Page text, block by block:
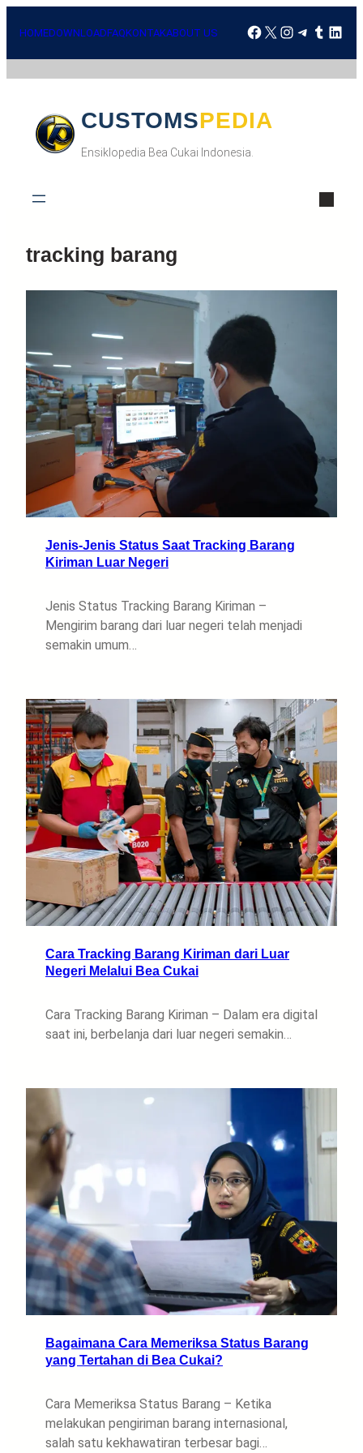
HOMEDOWNLOADFAQKONTAKABOUT US
CUSTOMSPEDIA
Ensiklopedia Bea Cukai Indonesia.
tracking barang
Jenis-Jenis Status Saat Tracking Barang
Kiriman Luar Negeri
Jenis Status Tracking Barang Kiriman –
Mengirim barang dari luar negeri telah menjadi
semakin umum…
Cara Tracking Barang Kiriman dari Luar
Negeri Melalui Bea Cukai
Cara Tracking Barang Kiriman – Dalam era digital
saat ini, berbelanja dari luar negeri semakin…
Bagaimana Cara Memeriksa Status Barang
yang Tertahan di Bea Cukai?
Cara Memeriksa Status Barang – Ketika
melakukan pengiriman barang internasional,
salah satu kekhawatiran terbesar bagi…